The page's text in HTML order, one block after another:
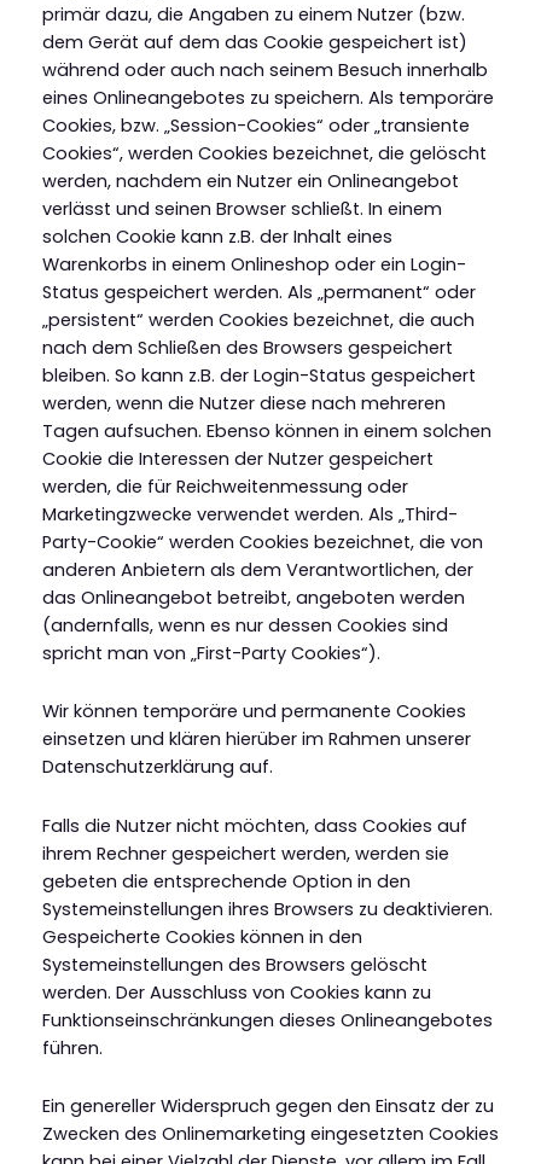
primär dazu, die Angaben zu einem Nutzer (bzw.
dem Gerät auf dem das Cookie gespeichert ist)
während oder auch nach seinem Besuch innerhalb
eines Onlineangebotes zu speichern. Als temporäre
Cookies, bzw. „Session-Cookies“ oder „transiente
Cookies“, werden Cookies bezeichnet, die gelöscht
werden, nachdem ein Nutzer ein Onlineangebot
verlässt und seinen Browser schließt. In einem
solchen Cookie kann z.B. der Inhalt eines
Warenkorbs in einem Onlineshop oder ein Login-
Status gespeichert werden. Als „permanent“ oder
„persistent“ werden Cookies bezeichnet, die auch
nach dem Schließen des Browsers gespeichert
bleiben. So kann z.B. der Login-Status gespeichert
werden, wenn die Nutzer diese nach mehreren
Tagen aufsuchen. Ebenso können in einem solchen
Cookie die Interessen der Nutzer gespeichert
werden, die für Reichweitenmessung oder
Marketingzwecke verwendet werden. Als „Third-
Party-Cookie“ werden Cookies bezeichnet, die von
anderen Anbietern als dem Verantwortlichen, der
das Onlineangebot betreibt, angeboten werden
(andernfalls, wenn es nur dessen Cookies sind
spricht man von „First-Party Cookies“).
Wir können temporäre und permanente Cookies
einsetzen und klären hierüber im Rahmen unserer
Datenschutzerklärung auf.
Falls die Nutzer nicht möchten, dass Cookies auf
ihrem Rechner gespeichert werden, werden sie
gebeten die entsprechende Option in den
Systemeinstellungen ihres Browsers zu deaktivieren.
Gespeicherte Cookies können in den
Systemeinstellungen des Browsers gelöscht
werden. Der Ausschluss von Cookies kann zu
Funktionseinschränkungen dieses Onlineangebotes
führen.
Ein genereller Widerspruch gegen den Einsatz der zu
Zwecken des Onlinemarketing eingesetzten Cookies